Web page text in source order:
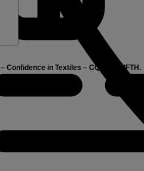
– Confidence in Textiles – CQ1162/5 IFTH.